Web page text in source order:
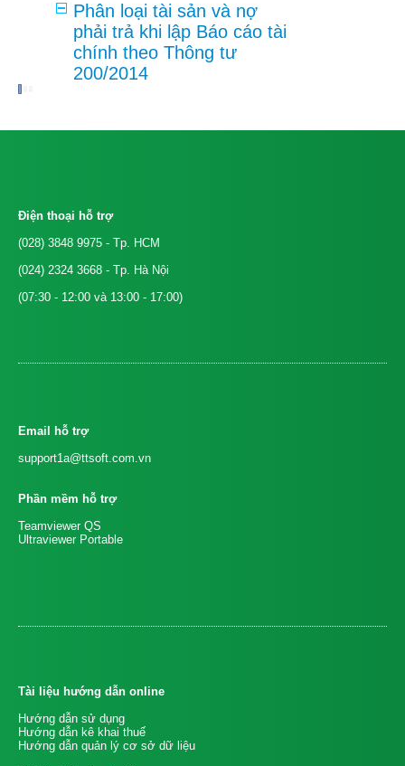
Phân loại tài sản và nợ
phải trả khi lập Báo cáo tài
chính theo Thông tư
200/2014
Điện thoại hỗ trợ
(028) 3848 9975 - Tp. HCM
(024) 2324 3668 - Tp. Hà Nội
(07:30 - 12:00 và 13:00 - 17:00)
Email hỗ trợ
support1a@ttsoft.com.vn
Phần mềm hỗ trợ
Teamviewer QS
Ultraviewer Portable
Tài liệu hướng dẫn online
Hướng dẫn sử dụng
Hướng dẫn kê khai thuế
Hướng dẫn quản lý cơ sở dữ liệu